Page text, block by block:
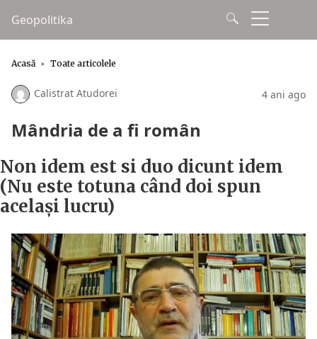
Geopolitika
Acasă Toate articolele
Calistrat Atudorei 4 ani ago
Mândria de a fi român
Non idem est si duo dicunt idem
(Nu este totuna când doi spun
același lucru)